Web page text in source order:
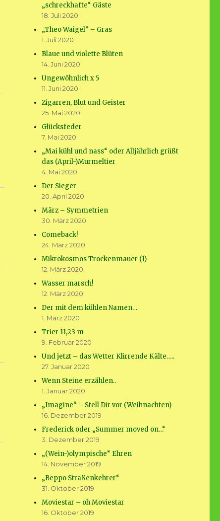
„schreckhafte“ Gäste
18. Juli 2020
„Theo Waigel“ – Gras
1. Juli 2020
Blaue und violette Blüten
14. Juni 2020
Ungewöhnlich x 5
11. Juni 2020
Zigarren, Blut und Geister
25. Mai 2020
Glücksfeder
7. Mai 2020
„Mai kühl und nass“ oder Alljährlich grüßt
das (April-)Murmeltier
4. Mai 2020
Der Sieger
20. April 2020
März – Symmetrien
30. März 2020
Comeback!
24. März 2020
Mikrokosmos Trockenmauer (1)
12. März 2020
Wasser marsch!
12. März 2020
Der mit dem kühlen Namen…
1. März 2020
Trier 11,23 m
9. Februar 2020
Und jetzt – das Wetter Klirrende Kälte…..
27. Januar 2020
Wenn Steine erzählen..
1. Januar 2020
„Imagine“ – Stell Dir vor (Weihnachten)
16. Dezember 2019
Frederick oder „Summer moved on…“
3. Dezember 2019
„(Wein-)olympische“ Ehren
14. November 2019
„Beppo Straßenkehrer“
31. Oktober 2019
Moviestar – oh Moviestar
16. Oktober 2019